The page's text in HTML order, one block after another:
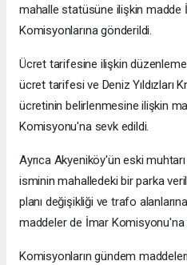
mahalle statüsüne ilişkin madde
Komisyonlarına gönderildi.
Ücret tarifesine ilişkin
ücret tarifesi ve Deniz Yıldızları
ücretinin belirlenmesine ilişkin
Komisyonu'na sevk edildi.
Ayrıca Akyeniköy'ün eski
isminin mahalledeki bir parka
planı değişikliği ve trafo
maddeler de İmar Komisyonu'na
Komisyonların gündem